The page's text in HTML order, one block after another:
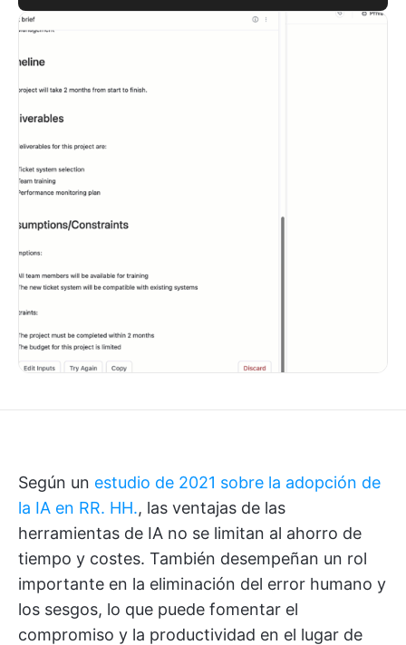
Según un estudio de 2021 sobre la adopción de
la IA en RR. HH., las ventajas de las
herramientas de IA no se limitan al ahorro de
tiempo y costes. También desempeñan un rol
importante en la eliminación del error humano y
los sesgos, lo que puede fomentar el
compromiso y la productividad en el lugar de